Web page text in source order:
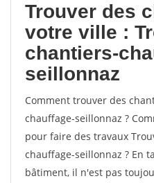
Trouver des
votre ville :
chantiers-
seillonnaz
Comment trouver des
chauffage-seillonnaz ?
pour faire des travaux
chauffage-seillonnaz ? En
bâtiment, il n'est pas